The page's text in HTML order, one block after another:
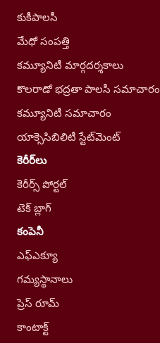
కుకీపాలసీ
మేధో సంపత్తి
కమ్యూనిటీ మార్గదర్శకాలు
కొలరాడో భద్రతా పాలసీ సమాచారం
కమ్యూనిటీ సమాచారం
యాక్సెసిబిలిటీ స్టేట్‌మెంట్
కెరీర్‌లు
కెరీర్స్ పోర్టల్
టెక్ బ్లాగ్
కంపెనీ
ఎఫ్ఎక్యూ
గమ్యస్థానాలు
ప్రెస్ రూమ్
కాంటాక్ట్